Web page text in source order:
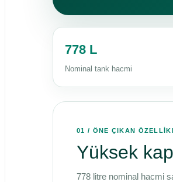
778 L
Nominal tank hacmi
01 / ÖNE ÇIKAN
Yüksek
778 litre nominal hacmi